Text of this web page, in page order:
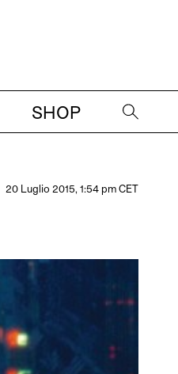
SHOP
→
20 Luglio 2015, 1:54 pm CET